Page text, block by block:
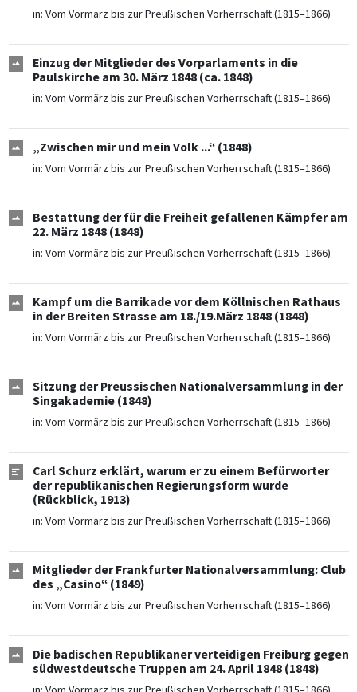
in: Vom Vormärz bis zur Preußischen Vorherrschaft (1815–1866)
Einzug der Mitglieder des Vorparlaments in die
Paulskirche am 30. März 1848 (ca. 1848)
in: Vom Vormärz bis zur Preußischen Vorherrschaft (1815–1866)
„Zwischen mir und mein Volk ...“ (1848)
in: Vom Vormärz bis zur Preußischen Vorherrschaft (1815–1866)
Bestattung der für die Freiheit gefallenen Kämpfer am
22. März 1848 (1848)
in: Vom Vormärz bis zur Preußischen Vorherrschaft (1815–1866)
Kampf um die Barrikade vor dem Köllnischen Rathaus
in der Breiten Strasse am 18./19.März 1848 (1848)
in: Vom Vormärz bis zur Preußischen Vorherrschaft (1815–1866)
Sitzung der Preussischen Nationalversammlung in der
Singakademie (1848)
in: Vom Vormärz bis zur Preußischen Vorherrschaft (1815–1866)
Carl Schurz erklärt, warum er zu einem Befürworter
der republikanischen Regierungsform wurde
(Rückblick, 1913)
in: Vom Vormärz bis zur Preußischen Vorherrschaft (1815–1866)
Mitglieder der Frankfurter Nationalversammlung: Club
des „Casino“ (1849)
in: Vom Vormärz bis zur Preußischen Vorherrschaft (1815–1866)
Die badischen Republikaner verteidigen Freiburg gegen
südwestdeutsche Truppen am 24. April 1848 (1848)